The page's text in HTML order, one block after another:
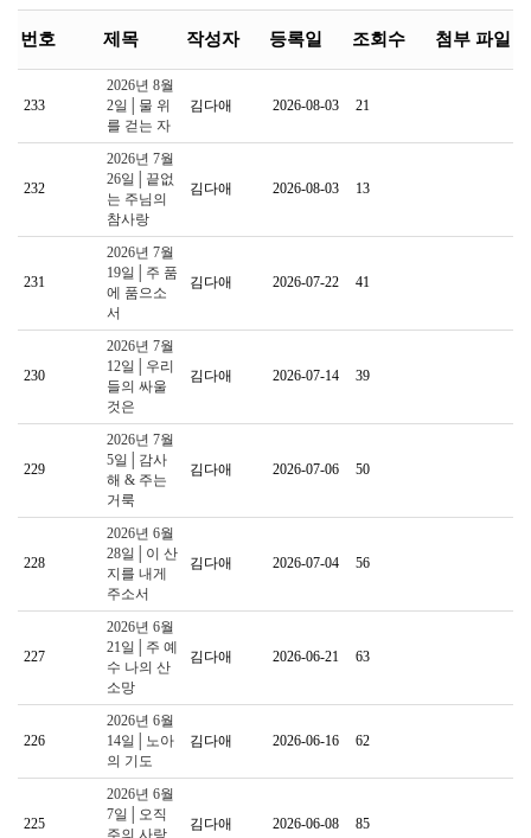
번호 제목 작성자 등록일 조회수 첨부 파일
233
2026년 8월
2일│물 위
를 걷는 자
김다애 2026-08-03 21
232
2026년 7월
26일│끝없
는 주님의
참사랑
김다애 2026-08-03 13
231
2026년 7월
19일│주 품
에 품으소
서
김다애 2026-07-22 41
230
2026년 7월
12일│우리
들의 싸울
것은
김다애 2026-07-14 39
229
2026년 7월
5일│감사
해 & 주는
거룩
김다애 2026-07-06 50
228
2026년 6월
28일│이 산
지를 내게
주소서
김다애 2026-07-04 56
227
2026년 6월
21일│주 예
수 나의 산
소망
김다애 2026-06-21 63
226
2026년 6월
14일│노아
의 기도
김다애 2026-06-16 62
225
2026년 6월
7일│오직
주의 사랑
김다애 2026-06-08 85